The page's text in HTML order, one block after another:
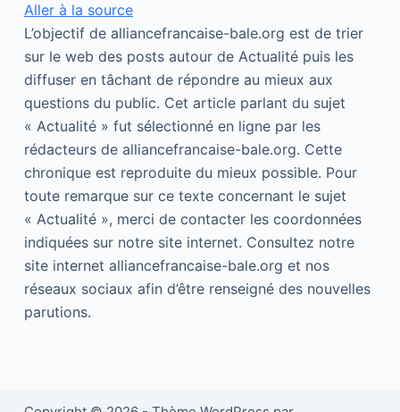
Aller à la source
L’objectif de alliancefrancaise-bale.org est de trier
sur le web des posts autour de Actualité puis les
diffuser en tâchant de répondre au mieux aux
questions du public. Cet article parlant du sujet
« Actualité » fut sélectionné en ligne par les
rédacteurs de alliancefrancaise-bale.org. Cette
chronique est reproduite du mieux possible. Pour
toute remarque sur ce texte concernant le sujet
« Actualité », merci de contacter les coordonnées
indiquées sur notre site internet. Consultez notre
site internet alliancefrancaise-bale.org et nos
réseaux sociaux afin d’être renseigné des nouvelles
parutions.